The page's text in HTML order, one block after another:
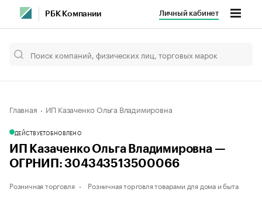
РБК Компании Личный кабинет
Главная ИП Казаченко Ольга Владимировна
ДЕЙСТВУЕТОБНОВЛЕНО
ИП Казаченко Ольга Владимировна —
ОГРНИП: 304343513500066
Розничная торговля Розничная торговля товарами для дома и быта